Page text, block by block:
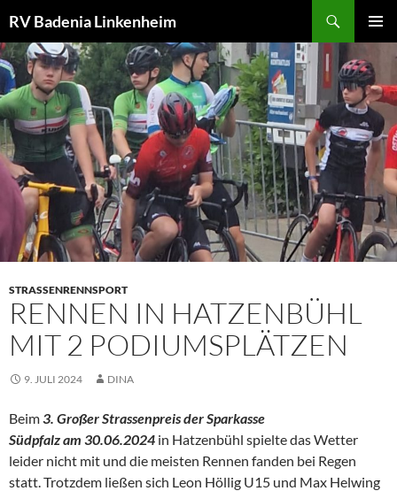
Inhalt
springen
RV Badenia Linkenheim
MENÜ
STRASSENRENNSPORT
RENNEN IN HATZENBÜHL
MIT 2 PODIUMSPLÄTZEN
9. JULI 2024 DINA
Beim3. Großer Strassenpreis der Sparkasse
Südpfalz am 30.06.2024 in Hatzenbühl spielte das Wetter
leider nicht mit und die meisten Rennen fanden bei Regen
statt. Trotzdem ließen sich Leon Höllig U15 und Max Helwing